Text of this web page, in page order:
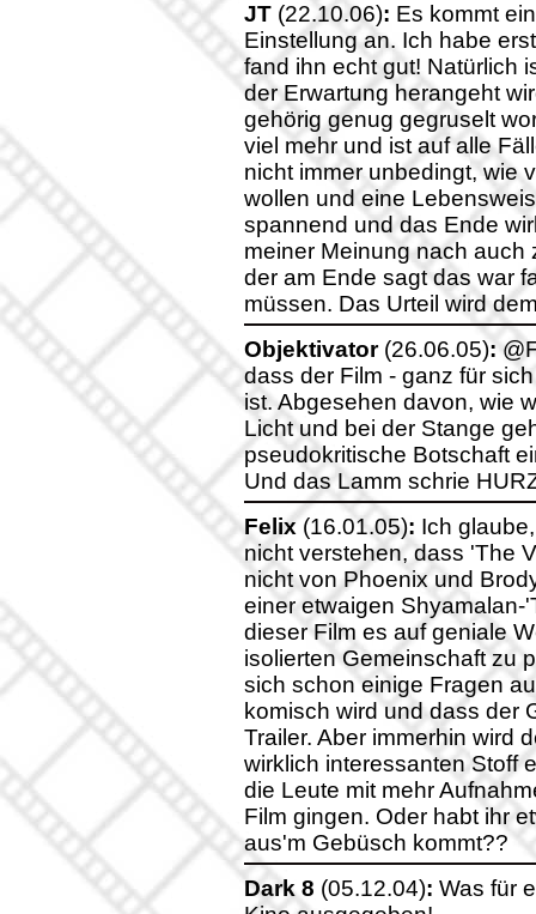
JT (22.10.06): Es kommt
Einstellung an. Ich habe
fand ihn echt gut! Natürlich
der Erwartung herangeht
gehörig genug gegruselt
viel mehr und ist auf alle
nicht immer unbedingt, wie
wollen und eine
spannend und das Ende
meiner Meinung nach auch
der am Ende sagt das war
müssen. Das Urteil wird
Objektivator(26.06.05):
dass der Film - ganz für
ist. Abgesehen davon, wie
Licht und bei der Stange
pseudokritische Botschaft
Und das Lamm schrie
Felix (16.01.05): Ich
nicht verstehen, dass 'The
nicht von Phoenix und
einer etwaigen Shyamalan-
dieser Film es auf geniale
isolierten Gemeinschaft zu
sich schon einige Fragen
komisch wird und dass der
Trailer. Aber immerhin wird
wirklich interessanten Stoff
die Leute mit mehr
Film gingen. Oder habt ihr
aus'm Gebüsch kommt??
Dark 8 (05.12.04): Was für